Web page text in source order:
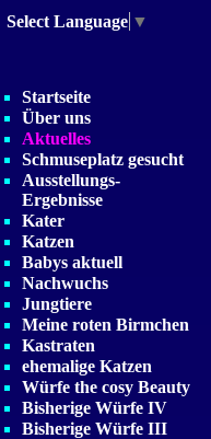
Startseite
Über uns
Aktuelles
Schmuseplatz gesucht
Ausstellungs-
Ergebnisse
Kater
Katzen
Babys aktuell
Nachwuchs
Jungtiere
Meine roten Birmchen
Kastraten
ehemalige Katzen
Würfe the cosy Beauty
Bisherige Würfe IV
Bisherige Würfe III
Select Language ▼